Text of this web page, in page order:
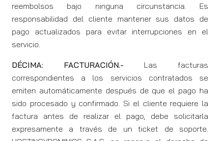
reembolsos bajo ninguna circunstancia. Es
responsabilidad del cliente mantener sus datos de
pago actualizados para evitar interrupciones en el
servicio.
DÉCIMA: FACTURACIÓN.- Las facturas
correspondientes a los servicios contratados se
emiten automáticamente después de que el pago ha
sido procesado y confirmado. Si el cliente requiere la
factura antes de realizar el pago, debe solicitarla
expresamente a través de un ticket de soporte.